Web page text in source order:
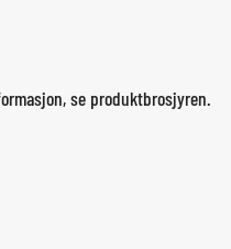
se produktbrosjyren.